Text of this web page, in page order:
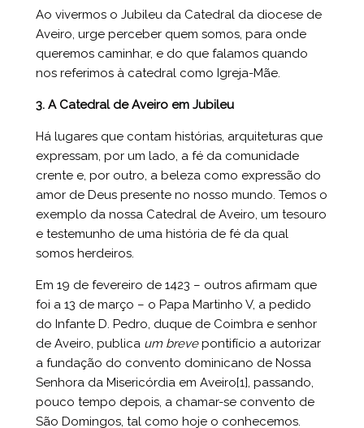
Ao vivermos o Jubileu da Catedral da diocese de
Aveiro, urge perceber quem somos, para onde
queremos caminhar, e do que falamos quando
nos referimos à catedral como Igreja-Mãe.
3. A Catedral de Aveiro em Jubileu
Há lugares que contam histórias, arquiteturas que
expressam, por um lado, a fé da comunidade
crente e, por outro, a beleza como expressão do
amor de Deus presente no nosso mundo. Temos o
exemplo da nossa Catedral de Aveiro, um tesouro
e testemunho de uma história de fé da qual
somos herdeiros.
Em 19 de fevereiro de 1423 – outros afirmam que
foi a 13 de março – o Papa Martinho V, a pedido
do Infante D. Pedro, duque de Coimbra e senhor
de Aveiro, publica um brevepontifício a autorizar
a fundação do convento dominicano de Nossa
Senhora da Misericórdia em Aveiro[1], passando,
pouco tempo depois, a chamar-se convento de
São Domingos, tal como hoje o conhecemos.